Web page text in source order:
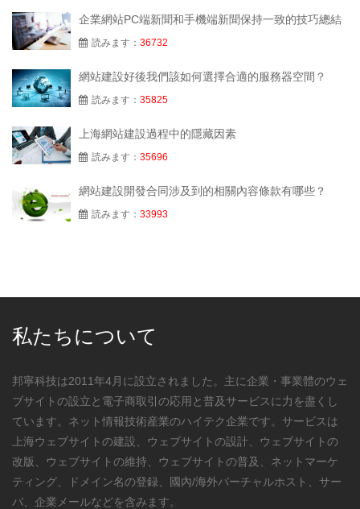
企業網站PC端新聞和手機端新聞保持一致的技巧總結
読みます： 36732
網站建設好後我們該如何選擇合適的服務器空間？
読みます： 35825
上海網站建設過程中的隱藏因素
読みます： 35696
網站建設開發合同涉及到的相關內容條款有哪些？
読みます： 33993
私たちについて
邦寧科技は2011年4月に設立されました。主に企業・事業體のウェ
ブサイトの設立と電子商取引の応用と普及サービスに力を盡くし
ています。ネット情報技術産業のハイテク企業です。サービスは
上海ウェブサイトの建設、ウェブサイトの設計、ウェブサイトの
改版、ウェブサイトの維持、ウェブサイトの普及、ネットマーケ
ティング、ドメイン名の登録、國內/海外バーチャルホスト、サー
バ、企業メールなどを含みます。